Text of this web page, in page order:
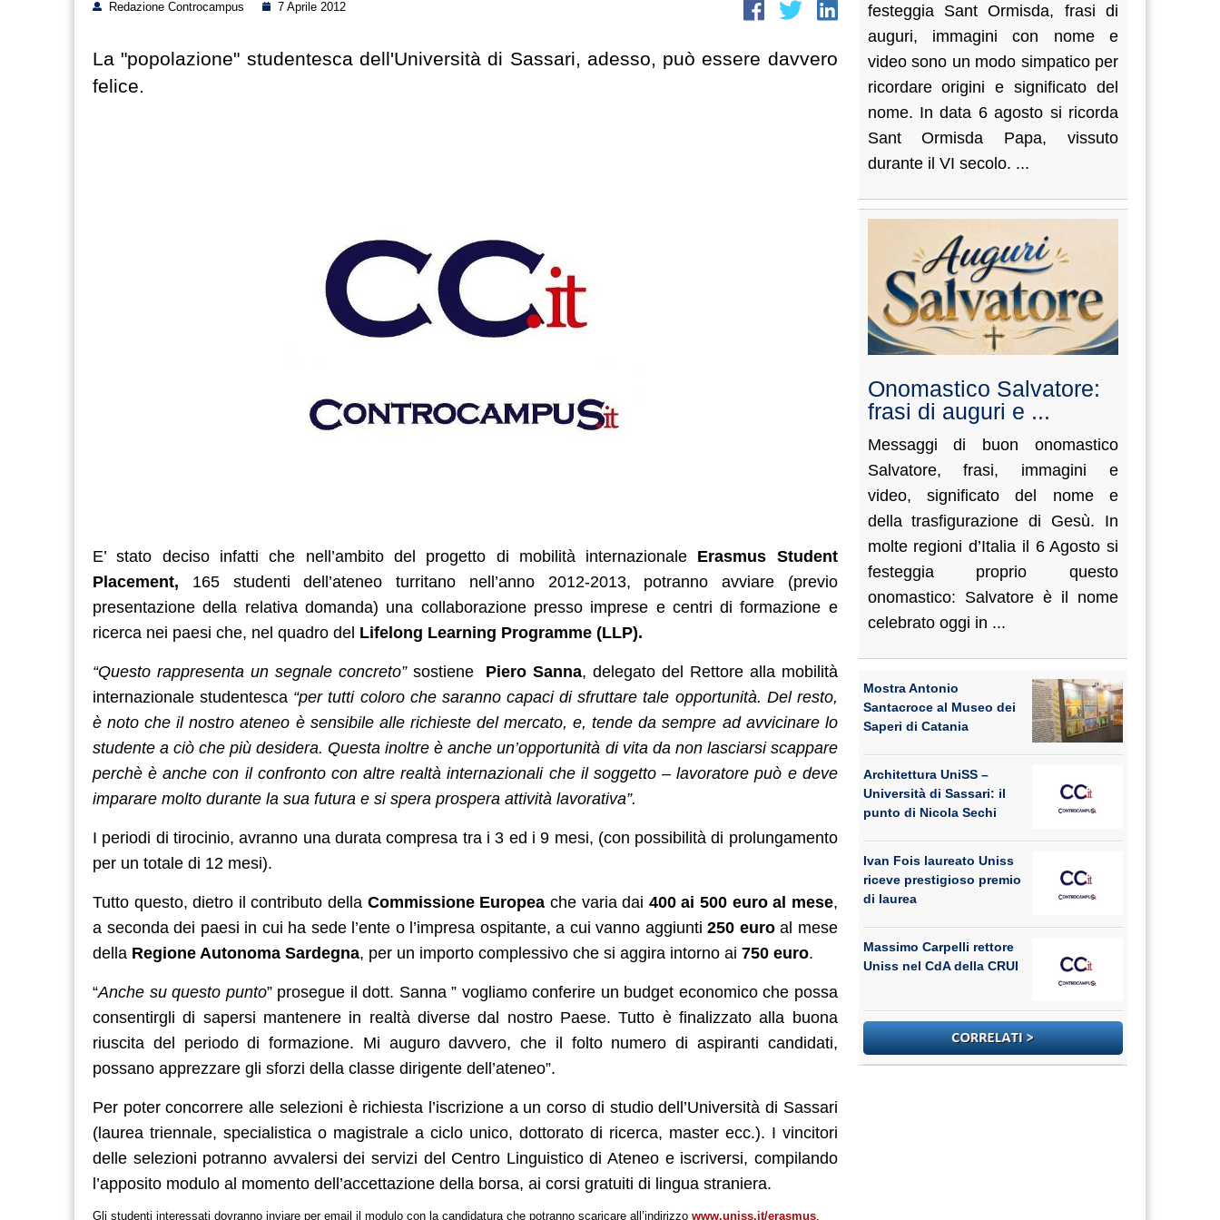
Redazione Controcampus 7 Aprile 2012
La "popolazione" studentesca dell'Università di Sassari, adesso, può essere davvero
felice.
E’ stato deciso infatti che nell’ambito del progetto di mobilità internazionale Erasmus Student
Placement, 165 studenti dell’ateneo turritano nell’anno 2012-2013, potranno avviare (previo
presentazione della relativa domanda) una collaborazione presso imprese e centri di formazione e
ricerca nei paesi che, nel quadro del Lifelong Learning Programme (LLP).
“Questo rappresenta un segnale concreto”sostiene Piero Sanna, delegato del Rettore alla mobilità
internazionale studentesca “per tutti coloro che saranno capaci di sfruttare tale opportunità. Del resto,
è noto che il nostro ateneo è sensibile alle richieste del mercato, e, tende da sempre ad avvicinare lo
studente a ciò che più desidera. Questa inoltre è anche un’opportunità di vita da non lasciarsi scappare
perchè è anche con il confronto con altre realtà internazionali che il soggetto – lavoratore può e deve
imparare molto durante la sua futura e si spera prospera attività lavorativa”.
I periodi di tirocinio, avranno una durata compresa tra i 3 ed i 9 mesi, (con possibilità di prolungamento
per un totale di 12 mesi).
Tutto questo, dietro il contributo della Commissione Europea che varia dai 400 ai 500 euro al mese,
a seconda dei paesi in cui ha sede l’ente o l’impresa ospitante, a cui vanno aggiunti250 euroal mese
della Regione Autonoma Sardegna, per un importo complessivo che si aggira intorno ai 750 euro.
“Anche su questo punto” prosegue il dott. Sanna ” vogliamo conferire un budget economico che possa
consentirgli di sapersi mantenere in realtà diverse dal nostro Paese. Tutto è finalizzato alla buona
riuscita del periodo di formazione. Mi auguro davvero, che il folto numero di aspiranti candidati,
possano apprezzare gli sforzi della classe dirigente dell’ateneo”.
Per poter concorrere alle selezioni è richiesta l’iscrizione a un corso di studio dell’Università di Sassari
(laurea triennale, specialistica o magistrale a ciclo unico, dottorato di ricerca, master ecc.). I vincitori
delle selezioni potranno avvalersi dei servizi del Centro Linguistico di Ateneo e iscriversi, compilando
l’apposito modulo al momento dell’accettazione della borsa, ai corsi gratuiti di lingua straniera.
Gli studenti interessati dovranno inviare per email il modulo con la candidatura che potranno scaricare all’indirizzo www.uniss.it/erasmus
festeggia Sant Ormisda, frasi di
auguri, immagini con nome e
video sono un modo simpatico per
ricordare origini e significato del
nome. In data 6 agosto si ricorda
Sant Ormisda Papa, vissuto
durante il VI secolo. ...
Onomastico Salvatore:
frasi di auguri e ...
Messaggi di buon onomastico
Salvatore, frasi, immagini e
video, significato del nome e
della trasfigurazione di Gesù. In
molte regioni d’Italia il 6 Agosto si
festeggia proprio questo
onomastico: Salvatore è il nome
celebrato oggi in ...
Mostra Antonio
Santacroce al Museo dei
Saperi di Catania
Architettura UniSS –
Università di Sassari: il
punto di Nicola Sechi
Ivan Fois laureato Uniss
riceve prestigioso premio
di laurea
Massimo Carpelli rettore
Uniss nel CdA della CRUI